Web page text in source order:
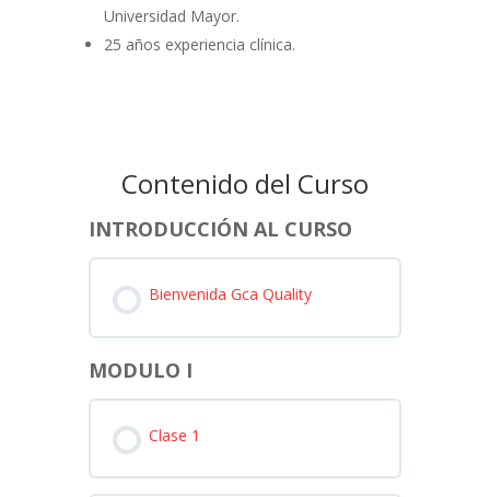
Universidad Mayor.
25 años experiencia clínica.
Contenido del Curso
INTRODUCCIÓN AL CURSO
Bienvenida Gca Quality
MODULO I
Clase 1